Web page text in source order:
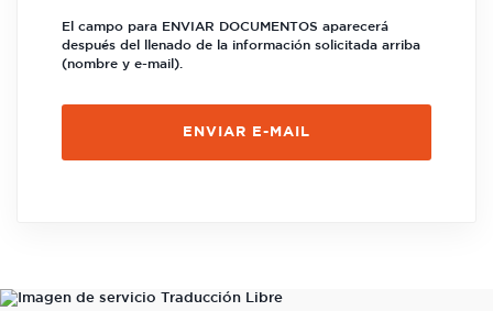
El campo para ENVIAR DOCUMENTOS aparecerá
después del llenado de la información solicitada arriba
(nombre y e-mail).